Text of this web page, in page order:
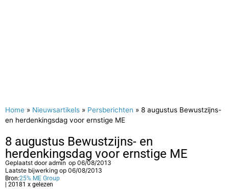
Home » Nieuwsartikels » Persberichten » 8 augustus Bewustzijns-
en herdenkingsdag voor ernstige ME
8 augustus Bewustzijns- en
herdenkingsdag voor ernstige ME
Geplaatst dooradmin op 06/08/2013
Laatste bijwerking op 06/08/2013
Bron:25% ME Group
| 20181 x gelezen